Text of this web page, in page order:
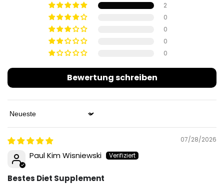
2
0
0
0
0
Bewertung schreiben
Sort by
07/28/2026
Paul Kim Wisniewski
Bestes Diet Supplement